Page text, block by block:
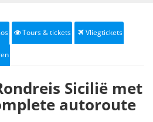
Tours & tickets Vliegtickets
Sicilië met
autoroute